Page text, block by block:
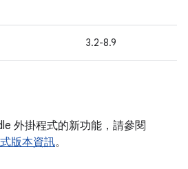
3.2-8.9
外掛程式的新功能，請參閱
版本資訊。